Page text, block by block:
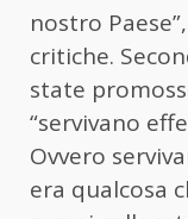
nostro
critiche.
state
“servivano
Ovvero
era qualcosa